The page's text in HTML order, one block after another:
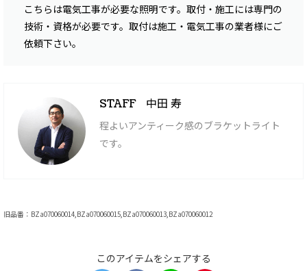
こちらは電気工事が必要な照明です。取付・施工には専門の
技術・資格が必要です。取付は施工・電気工事の業者様にご
依頼下さい。
STAFF 中田 寿
程よいアンティーク感のブラケットライト
です。
旧品番：BZa070060014,BZa070060015,BZa070060013,BZa070060012
このアイテムをシェアする